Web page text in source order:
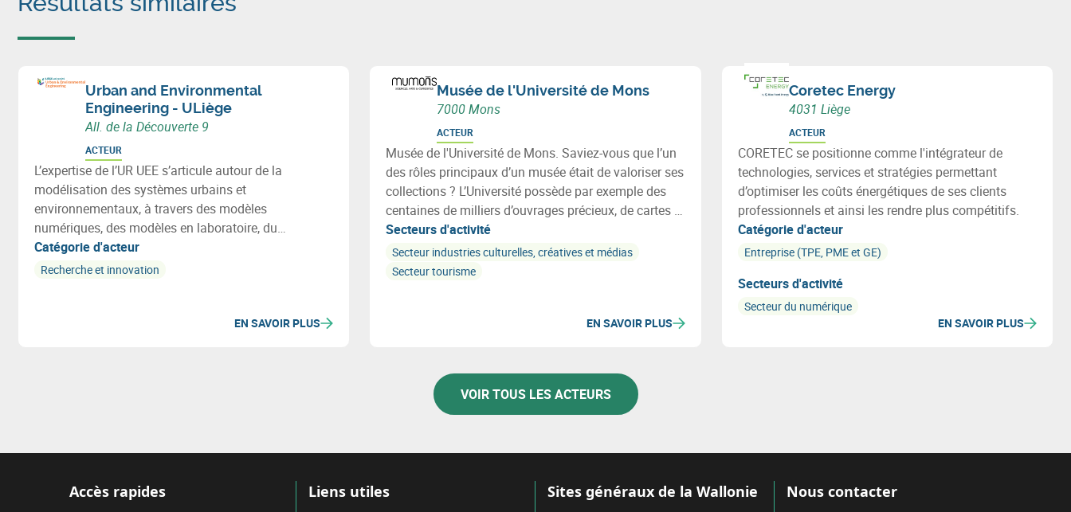
Urban and Environmental
Engineering - ULiège
All. de la Découverte 9
ACTEUR
L’expertise de l’UR UEE s’articule autour de la
modélisation des systèmes urbains et
environnementaux, à travers des modèles
numériques, des modèles en laboratoire, du
monitoring in-situ (smart metering) ou des outils
collaboratifs.
Catégorie d'acteur
Recherche et innovation
EN SAVOIR PLUS
Musée de l'Université de Mons
7000 Mons
ACTEUR
Musée de l'Université de Mons. Saviez-vous que l’un
des rôles principaux d’un musée était de valoriser ses
collections ? L’Université possède par exemple des
centaines de milliers d’ouvrages précieux, de cartes et
plans, d’œuvres d’art, d’instruments scientifiques
anciens, et un tas d’autres objets, tous liés à son
histoire et à ses multiples activités !
Secteurs d'activité
Secteur industries culturelles, créatives et médias
Secteur tourisme
EN SAVOIR PLUS
Coretec Energy
4031 Liège
ACTEUR
CORETEC se positionne comme l'intégrateur de
technologies, services et stratégies permettant
d’optimiser les coûts énergétiques de ses clients
professionnels et ainsi les rendre plus compétitifs.
Catégorie d'acteur
Entreprise (TPE, PME et GE)
Secteurs d'activité
Secteur du numérique
EN SAVOIR PLUS
VOIR TOUS LES ACTEURS
Accès rapides Liens utiles Sites généraux de la Wallonie Nous contacter